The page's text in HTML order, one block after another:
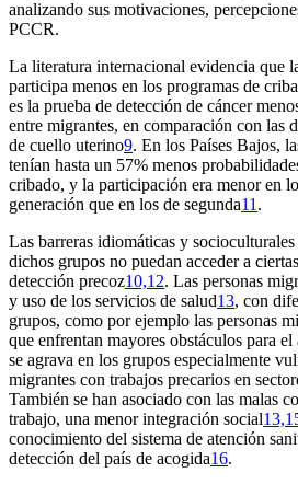
analizando sus motivaciones,
PCCR.
La literatura internacional evidencia que
participa menos en los programas de
es la prueba de detección de cáncer
entre migrantes, en comparación con las
de cuello uterino9. En los Países Bajos,
tenían hasta un 57% menos
cribado, y la participación era menor en
generación que en los de segunda11 .
Las barreras idiomáticas y
dichos grupos no puedan acceder a
detección precoz10,12. Las personas
y uso de los servicios de salud13, con
grupos, como por ejemplo las personas
que enfrentan mayores obstáculos para el
se agrava en los grupos especialmente
migrantes con trabajos precarios en
También se han asociado con las malas
trabajo, una menor integración social
conocimiento del sistema de atención
detección del país de acogida16.